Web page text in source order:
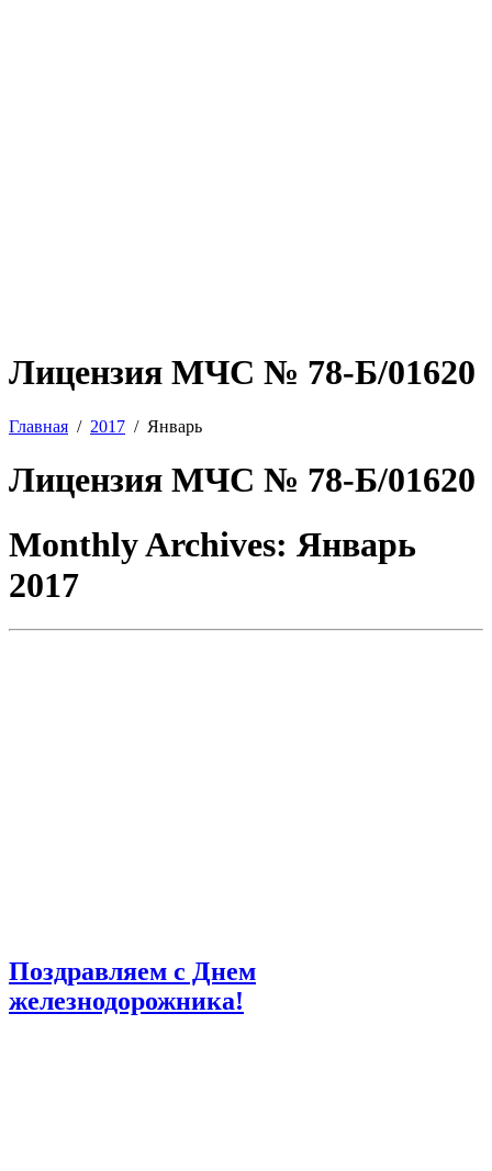
Лицензия МЧС № 78-Б/01620
Главная 2017 Январь
Лицензия МЧС № 78-Б/01620
Monthly Archives: Январь
2017
Поздравляем с Днем
железнодорожника!